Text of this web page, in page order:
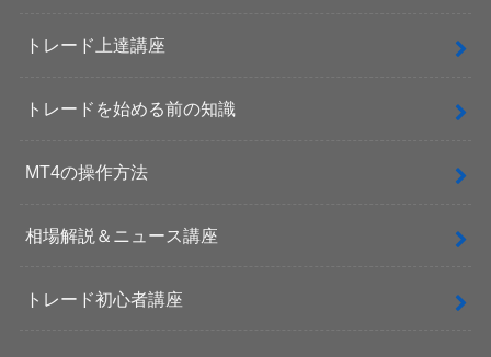
トレード上達講座
トレードを始める前の知識
MT4の操作方法
相場解説＆ニュース講座
トレード初心者講座